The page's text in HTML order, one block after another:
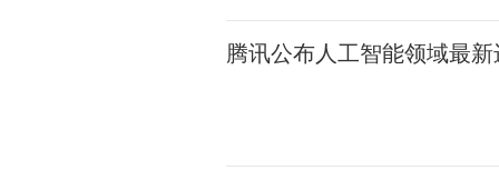
腾讯公布人工智能领域最